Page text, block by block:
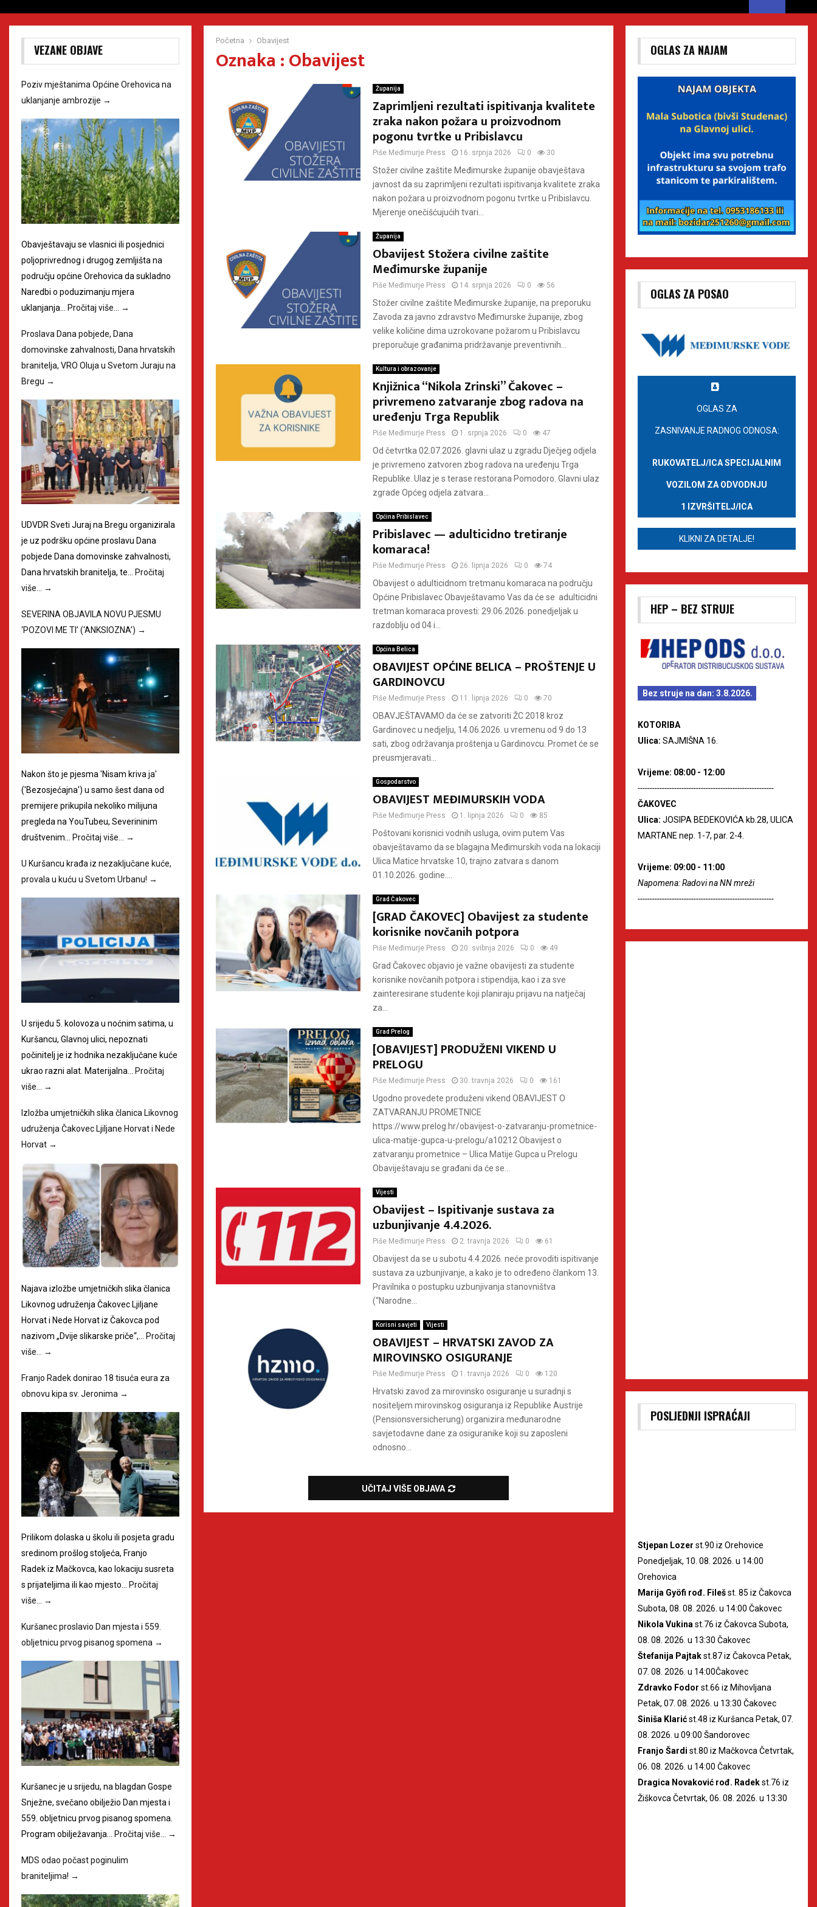
Početna Obavijest
Oznaka : Obavijest
Županija
Zaprimljeni rezultati ispitivanja kvalitete
zraka nakon požara u proizvodnom
pogonu tvrtke u Pribislavcu
Piše Međimurje Press 16. srpnja 2026 0 30
Stožer civilne zaštite Međimurske županije obavještava
javnost da su zaprimljeni rezultati ispitivanja kvalitete zraka
nakon požara u proizvodnom pogonu tvrtke u Pribislavcu.
Mjerenje onečišćujućih tvari...
Županija
Obavijest Stožera civilne zaštite
Međimurske županije
Piše Međimurje Press 14. srpnja 2026 0 56
Stožer civilne zaštite Međimurske županije, na preporuku
Zavoda za javno zdravstvo Međimurske županije, zbog
velike količine dima uzrokovane požarom u Pribislavcu
preporučuje građanima pridržavanje preventivnih...
Kultura i obrazovanje
Knjižnica “Nikola Zrinski” Čakovec –
privremeno zatvaranje zbog radova na
uređenju Trga Republik
Piše Međimurje Press 1. srpnja 2026 0 47
Od četvrtka 02.07.2026. glavni ulaz u zgradu Dječjeg odjela
je privremeno zatvoren zbog radova na uređenju Trga
Republike. Ulaz je s terase restorana Pomodoro. Glavni ulaz
zgrade Općeg odjela zatvara...
Općina Pribislavec
Pribislavec — adulticidno tretiranje
komaraca!
Piše Međimurje Press 26. lipnja 2026 0 74
Obavijest o adulticidnom tretmanu komaraca na području
Općine Pribislavec Obavještavamo Vas da će se adulticidni
tretman komaraca provesti: 29.06.2026. ponedjeljak u
razdoblju od 04 i...
Općina Belica
OBAVIJEST OPĆINE BELICA – PROŠTENJE U
GARDINOVCU
Piše Međimurje Press 11. lipnja 2026 0 70
OBAVJEŠTAVAMO da će se zatvoriti ŽC 2018 kroz
Gardinovec u nedjelju, 14.06.2026. u vremenu od 9 do 13
sati, zbog održavanja proštenja u Gardinovcu. Promet će se
preusmjeravati...
Gospodarstvo
OBAVIJEST MEĐIMURSKIH VODA
Piše Međimurje Press 1. lipnja 2026 0 85
Poštovani korisnici vodnih usluga, ovim putem Vas
obavještavamo da se blagajna Međimurskih voda na lokaciji
Ulica Matice hrvatske 10, trajno zatvara s danom
01.10.2026. godine....
Grad Čakovec
[GRAD ČAKOVEC] Obavijest za studente
korisnike novčanih potpora
Piše Međimurje Press 20. svibnja 2026 0 49
Grad Čakovec objavio je važne obavijesti za studente
korisnike novčanih potpora i stipendija, kao i za sve
zainteresirane studente koji planiraju prijavu na natječaj
za...
Grad Prelog
[OBAVIJEST] PRODUŽENI VIKEND U
PRELOGU
Piše Međimurje Press 30. travnja 2026 0 161
Ugodno provedete produženi vikend OBAVIJEST O
ZATVARANJU PROMETNICE
https://www.prelog.hr/obavijest-o-zatvaranju-prometnice-
ulica-matije-gupca-u-prelogu/a10212 Obavijest o
zatvaranju prometnice – Ulica Matije Gupca u Prelogu
Obaviještavaju se građani da će se...
Vijesti
Obavijest – Ispitivanje sustava za
uzbunjivanje 4.4.2026.
Piše Međimurje Press 2. travnja 2026 0 61
Obavijest da se u subotu 4.4.2026. neće provoditi ispitivanje
sustava za uzbunjivanje, a kako je to određeno člankom 13.
Pravilnika o postupku uzbunjivanja stanovništva
(“Narodne...
Korisni savjeti Vijesti
OBAVIJEST – HRVATSKI ZAVOD ZA
MIROVINSKO OSIGURANJE
Piše Međimurje Press 1. travnja 2026 0 120
Hrvatski zavod za mirovinsko osiguranje u suradnji s
nositeljem mirovinskog osiguranja iz Republike Austrije
(Pensionsversicherung) organizira međunarodne
savjetodavne dane za osiguranike koji su zaposleni
odnosno...
UČITAJ VIŠE OBJAVA
VEZANE OBJAVE
Poziv mještanima Općine Orehovica na
uklanjanje ambrozije →
Obavještavaju se vlasnici ili posjednici
poljoprivrednog i drugog zemljišta na
području općine Orehovica da sukladno
Naredbi o poduzimanju mjera
uklanjanja…
Pročitaj više… →
Proslava Dana pobjede, Dana
domovinske zahvalnosti, Dana hrvatskih
branitelja, VRO Oluja u Svetom Juraju na
Bregu →
UDVDR Sveti Juraj na Bregu organizirala
je uz podršku općine proslavu Dana
pobjede Dana domovinske zahvalnosti,
Dana hrvatskih branitelja, te… Pročitaj
više… →
SEVERINA OBJAVILA NOVU PJESMU
‘POZOVI ME TI’ (‘ANKSIOZNA’) →
Nakon što je pjesma 'Nisam kriva ja'
('Bezosjećajna') u samo šest dana od
premijere prikupila nekoliko milijuna
pregleda na YouTubeu, Severininim
društvenim…
Pročitaj više… →
U Kuršancu krađa iz nezaključane kuće,
provala u kuću u Svetom Urbanu! →
U srijedu 5. kolovoza u noćnim satima, u
Kuršancu, Glavnoj ulici, nepoznati
počinitelj je iz hodnika nezaključane kuće
ukrao razni alat. Materijalna…
Pročitaj
više…
→
Izložba umjetničkih slika članica Likovnog
udruženja Čakovec Ljiljane Horvat i Nede
Horvat →
Najava izložbe umjetničkih slika članica
Likovnog udruženja Čakovec Ljiljane
Horvat i Nede Horvat iz Čakovca pod
nazivom „Dvije slikarske priče“,… Pročitaj
više…
→
Franjo Radek donirao 18 tisuća eura za
obnovu kipa sv. Jeronima →
Prilikom dolaska u školu ili posjeta gradu
sredinom prošlog stoljeća, Franjo
Radek iz Mačkovca, kao lokaciju susreta
s prijateljima ili kao mjesto… Pročitaj
više… →
Kuršanec proslavio Dan mjesta i 559.
obljetnicu prvog pisanog spomena →
Kuršanec je u srijedu, na blagdan Gospe
Snježne, svečano obilježio Dan mjesta i
559. obljetnicu prvog pisanog spomena.
Program obilježavanja…
Pročitaj više… →
MDS odao počast poginulim
braniteljima! →
OGLAS ZA NAJAM
OGLAS ZA POSAO
OGLAS ZA
ZASNIVANJE RADNOG ODNOSA:
RUKOVATELJ/ICA SPECIJALNIM
VOZILOM ZA ODVODNJU
1 IZVRŠITELJ/ICA
KLIKNI ZA DETALJE!
HEP – BEZ STRUJE
Bez struje na dan: 3.8.2026.
KOTORIBA
Ulica: SAJMIŠNA 16.
Vrijeme: 08:00 - 12:00
--------------------------------------------------------
ČAKOVEC
Ulica: JOSIPA BEDEKOVIĆA kb.28, ULICA
MARTANE nep. 1-7, par. 2-4.
Vrijeme: 09:00 - 11:00
Napomena: Radovi na NN mreži
--------------------------------------------------------
POSLJEDNJI ISPRAĆAJI
Stjepan Lozer st.90 iz Orehovice
Ponedjeljak, 10. 08. 2026. u 14:00
Orehovica
Marija Gyöfi rođ. Filešst. 85 iz Čakovca
Subota, 08. 08. 2026. u 14:00 Čakovec
Nikola Vukina st.76 iz Čakovca Subota,
08. 08. 2026. u 13:30 Čakovec
Štefanija Pajtakst.87 iz Čakovca Petak,
07. 08. 2026. u 14:00Čakovec
Zdravko Fodor st.66 iz Mihovljana
Petak, 07. 08. 2026. u 13:30 Čakovec
Siniša Klarićst.48 iz Kuršanca Petak, 07.
08. 2026. u 09:00 Šandorovec
Franjo Šardi st.80 iz Mačkovca Četvrtak,
06. 08. 2026. u 14:00 Čakovec
Dragica Novaković rođ. Radekst.76 iz
Žiškovca Četvrtak, 06. 08. 2026. u 13:30